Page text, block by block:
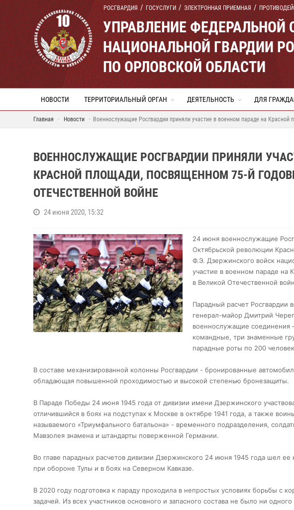
РОСГВАРДИЯ ГОСУСЛУГИ ЭЛЕКТРОННАЯ ПРИЕМНАЯ
УПРАВЛЕНИЕ
НАЦИОНАЛЬНОЙ ГВАРДИИ
ПО ОРЛОВСКОЙ ОБЛАСТИ
НОВОСТИ ТЕРРИТОРИАЛЬНЫЙ ОРГАН ДЕЯТЕЛЬНОСТЬ ДЛЯ
Главная Новости Военнослужащие Росгвардии приняли участие в военном параде на
ВОЕННОСЛУЖАЩИЕ РОСГВАРДИИ ПРИНЯЛИ
КРАСНОЙ ПЛОЩАДИ, ПОСВЯЩЕННОМ 75-Й
ОТЕЧЕСТВЕННОЙ ВОЙНЕ
24 июня 2020, 15:32
24 июня военнослужащие
Октябрьской революции
Ф.Э. Дзержинского войск
участие в военном параде
в Великой Отечественной
Парадный расчет
генерал-майор Дмитрий
военнослужащие соединения
командные, три знаменные
парадные роты по 200
В составе механизированной колонны Росгвардии - бронированные
обладающая повышенной проходимостью и высокой степенью бронезащиты.
В Параде Победы 24 июня 1945 года от дивизии имени Дзержинского
отличившийся в боях на подступах к Москве в октябре 1941 года, а также
называемого «Триумфального батальона» - временного подразделения,
Мавзолея знамена и штандарты поверженной Германии.
Во главе парадных расчетов дивизии Дзержинского 24 июня 1945 года шел
при обороне Тулы и в боях на Северном Кавказе.
В 2020 году подготовка к параду проходила в непростых условиях борьбы с
задачей. Из всех участников основного и запасного состава не было ни